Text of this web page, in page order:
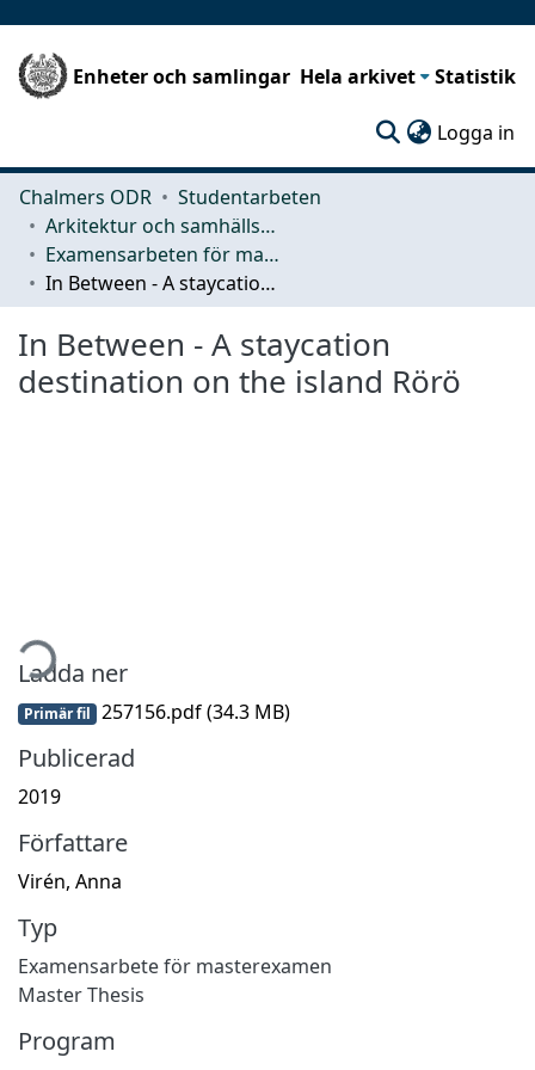
Enheter och samlingar Hela arkivet Statistik
Logga in
Chalmers ODR
Studentarbeten
Arkitektur och samhällsbyggnadsteknik (ACE)
Examensarbeten för masterexamen
In Between - A staycation destination on the island Rörö
In Between - A staycation
destination on the island Rörö
Ladda ner
Primär fil 257156.pdf(34.3 MB)
Publicerad
2019
Författare
Virén, Anna
Typ
Examensarbete för masterexamen
Master Thesis
Program